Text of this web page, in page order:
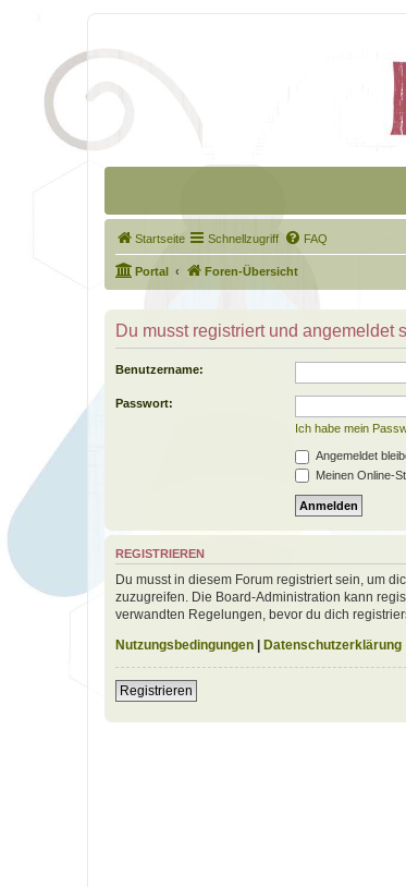
Startseite Schnellzugriff FAQ
Portal Foren-Übersicht
Du musst registriert und angemeldet
Benutzername:
Passwort:
Ich habe mein
Angemeldet
Meinen Online-
REGISTRIEREN
Du musst in diesem Forum registriert sein, um
zuzugreifen. Die Board-Administration kann
verwandten Regelungen, bevor du dich
Nutzungsbedingungen | Datenschutzerklärung
Registrieren